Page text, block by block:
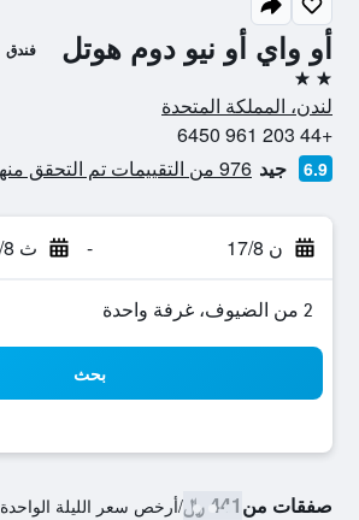
أو واي أو نيو دوم هوتل فندق
2 نجمتين
لندن، المملكة المتحدة
+44 203 961 6450
6.9 جيد 976 من التقييمات تم التحقق منها
ن 17/8 - ث 18/8
2 من الضيوف، غرفة واحدة
بحث
صفقات من441 ﷼ /أرخص سعر الليلة الواحدة